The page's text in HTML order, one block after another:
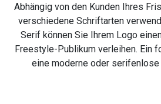
Abhängig von den Kunden Ihres
verschiedene Schriftarten
Serif können Sie Ihrem Logo
Freestyle-Publikum verleihen. Ein
eine moderne oder serifenlose